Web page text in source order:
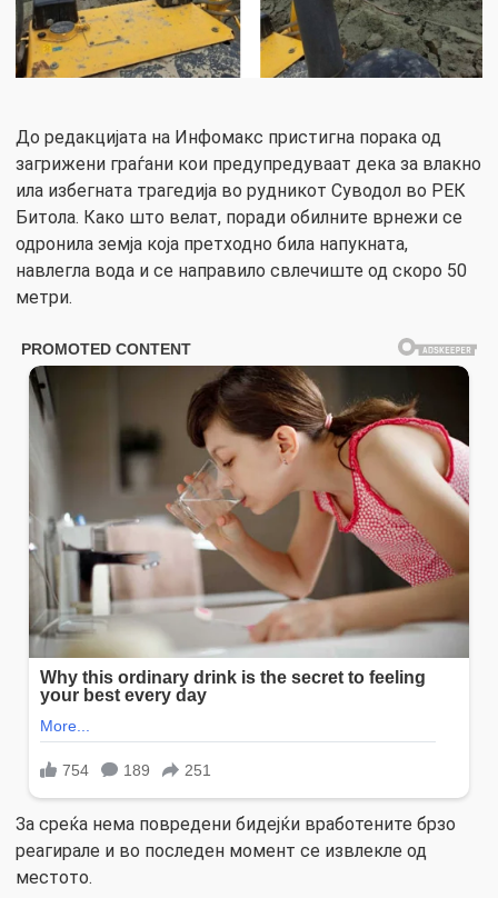
До редакцијата на Инфомакс пристигна порака од
загрижени граѓани кои предупредуваат дека за влакно
ила избегната трагедија во рудникот Суводол во РЕК
Битола. Како што велат, поради обилните врнежи се
одронила земја која претходно била напукната,
навлегла вода и се направило свлечиште од скоро 50
метри.
За среќа нема повредени бидејќи вработените брзо
реагирале и во последен момент се извлекле од
местото.